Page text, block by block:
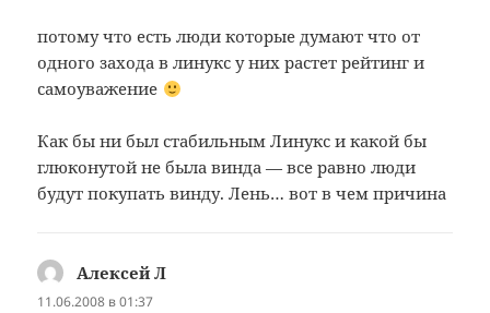
потому что есть люди которые думают что от
одного захода в линукс у них растет рейтинг и
самоуважение
Как бы ни был стабильным Линукс и какой бы
глюконутой не была винда — все равно люди
будут покупать винду. Лень… вот в чем причина
Алексей Л
11.06.2008 в 01:37